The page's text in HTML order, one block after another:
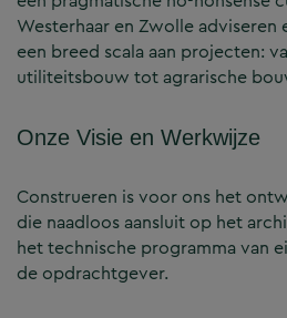
Westerhaar en Zwolle
een breed scala aan projecten:
utiliteitsbouw tot agrarische
Onze Visie en Werkwijze
Construeren is voor ons het
die naadloos aansluit op het
het technische programma van
de opdrachtgever.